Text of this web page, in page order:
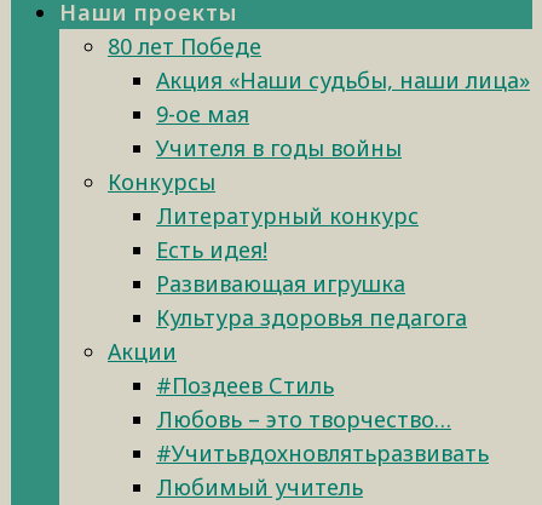
Наши проекты
80 лет Победе
Акция «Наши судьбы, наши лица»
9-ое мая
Учителя в годы войны
Конкурсы
Литературный конкурс
Есть идея!
Развивающая игрушка
Культура здоровья педагога
Акции
#Поздеев Стиль
Любовь – это творчество…
#Учитьвдохновлятьразвивать
Любимый учитель